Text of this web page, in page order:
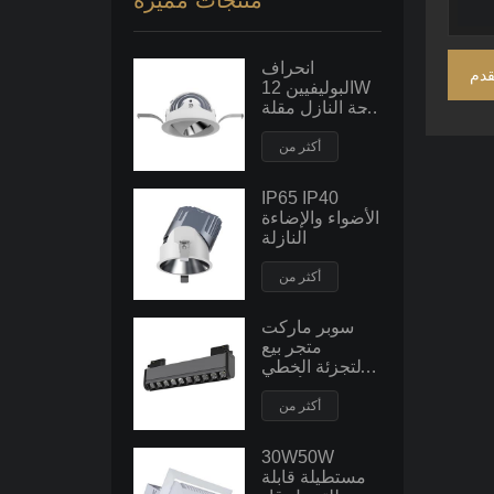
انحراف
البوليفيين 12W
راحة النازل مقلة
العين
أكثر من
IP65 IP40
الأضواء والإضاءة
النازلة
أكثر من
سوبر ماركت
متجر بيع
بالتجزئة الخطي
قلادة الأضواء
أكثر من
30W50W
مستطيلة قابلة